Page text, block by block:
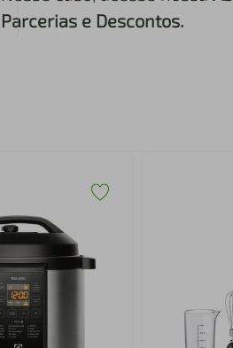
Parcerias e Descontos.